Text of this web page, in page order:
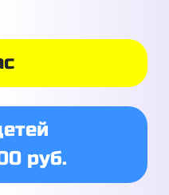
руб.